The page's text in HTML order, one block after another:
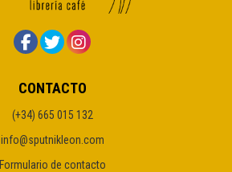
CONTACTO
(+34) 665 015 132
info@sputnikleon.com
Formulario de contacto